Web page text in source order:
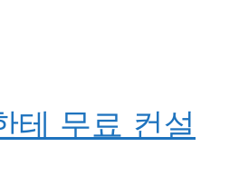
테 무료 컨설